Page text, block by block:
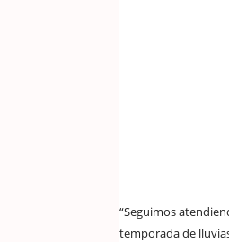
“Seguimos
temporada de